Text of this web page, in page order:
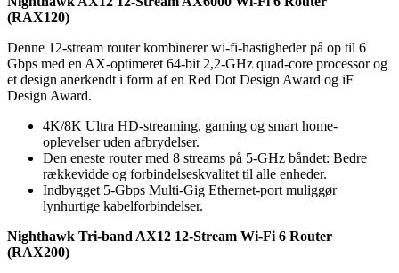
(RAX120)
Denne 12-stream router kombinerer wi-fi-hastigheder på op til 6
Gbps med en AX-optimeret 64-bit 2,2-GHz quad-core processor og
et design anerkendt i form af en Red Dot Design Award og iF
Design Award.
4K/8K Ultra HD-streaming, gaming og smart home-
oplevelser uden afbrydelser.
Den eneste router med 8 streams på 5-GHz båndet: Bedre
rækkevidde og forbindelseskvalitet til alle enheder.
Indbygget 5-Gbps Multi-Gig Ethernet-port muliggør
lynhurtige kabelforbindelser.
Nighthawk Tri-band AX12 12-Stream Wi-Fi 6 Router
(RAX200)